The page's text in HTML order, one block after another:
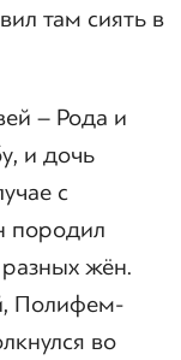
там сиять в
– Рода и
и дочь
с
породил
жён.
Полифем-
во